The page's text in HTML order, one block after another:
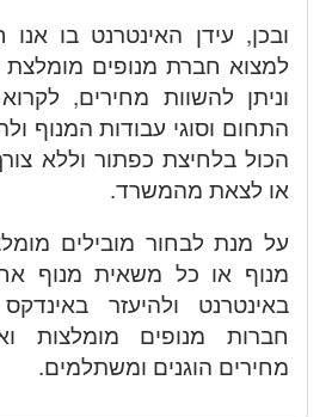
ובכן, עידן האינטרנט בו
למצוא חברת מנופים מומלצת
וניתן להשוות מחירים,
התחום וסוגי עבודות המנוף
הכול בלחיצת כפתור וללא
או לצאת מהמשרד.
על מנת לבחור מובילים
מנוף או כל משאית מנוף
באינטרנט ולהיעזר
חברות מנופים מומלצות
מחירים הוגנים ומשתלמים.